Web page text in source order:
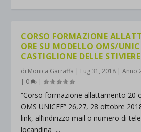
CORSO FORMAZIONE
ORE SU MODELLO OMS/
CASTIGLIONE DELLE
di Monica Garraffa | Lug 31, 2018 |Anno
| 0 |
“Corso formazione allattamento 20
OMS UNICEF” 26,27, 28 ottobre
link, all’indirizzo mail o numero di
locandina ...